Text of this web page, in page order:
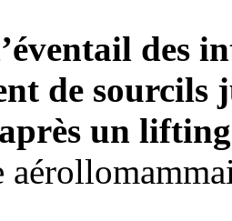
des
de sourcils
un lifting